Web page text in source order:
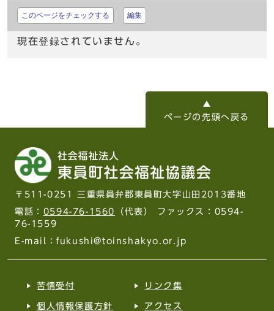
このページをチェックする 編集
現在登録されていません。
ページの先頭へ戻る
〒511-0251 三重県員弁郡東員町大字山田2013番地
電話： 0594-76-1560
（代表） ファックス：0594-
76-1559
E-mail：fukushi@toinshakyo.or.jp
苦情受付 リンク集
個人情報保護方針 アクセス